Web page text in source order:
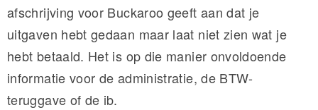
afschrijving voor Buckaroo geeft aan dat je
uitgaven hebt gedaan maar laat niet zien wat je
hebt betaald. Het is op die manier onvoldoende
informatie voor de administratie, de BTW-
teruggave of de ib.